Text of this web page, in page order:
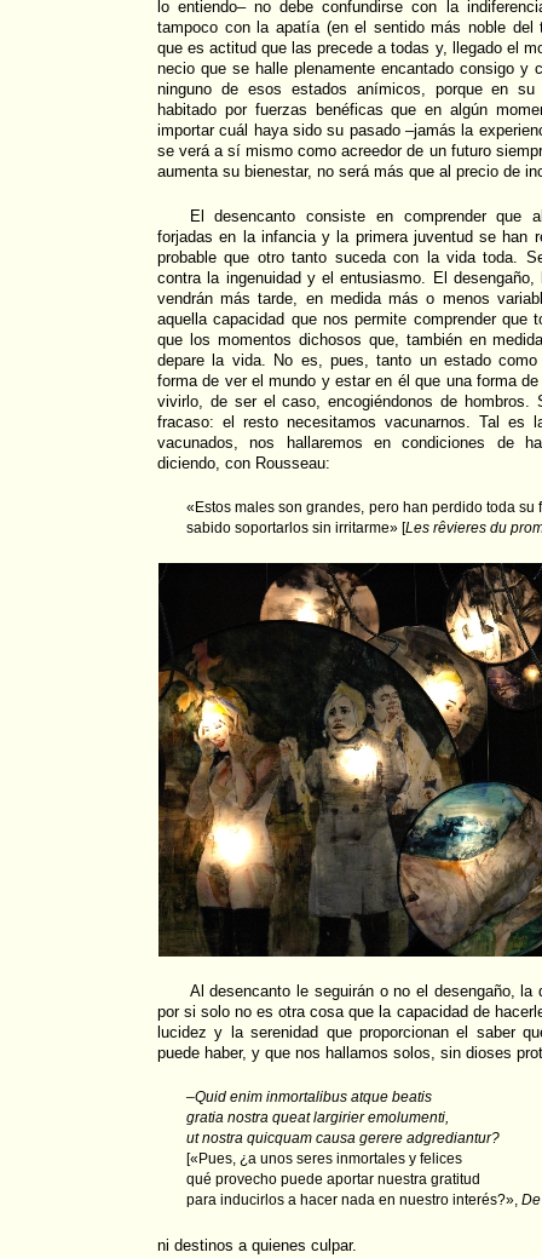
lo entiendo– no debe confundirse con la
tampoco con la apatía (en el sentido más noble del
que es actitud que las precede a todas y, llegado el
necio que se halle plenamente encantado consigo y
ninguno de esos estados anímicos, porque en su
habitado por fuerzas benéficas que en algún
importar cuál haya sido su pasado –jamás la
se verá a sí mismo como acreedor de un futuro
aumenta su bienestar, no será más que al precio de
El desencanto consiste en comprender que
forjadas en la infancia y la primera juventud se han
probable que otro tanto suceda con la vida toda.
contra la ingenuidad y el entusiasmo. El
vendrán más tarde, en medida más o menos
aquella capacidad que nos permite comprender que
que los momentos dichosos que, también en
depare la vida. No es, pues, tanto un estado
forma de ver el mundo y estar en él que una forma
vivirlo, de ser el caso, encogiéndonos de hombros.
fracaso: el resto necesitamos vacunarnos. Tal es
vacunados, nos hallaremos en condiciones de
diciendo, con Rousseau:
«Estos males son grandes, pero han perdido toda
sabido soportarlos sin irritarme» [Les rêvieres du
Al desencanto le seguirán o no el desengaño, la
por si solo no es otra cosa que la capacidad de
lucidez y la serenidad que proporcionan el saber
puede haber, y que nos hallamos solos, sin dioses
–Quid enim inmortalibus atque beatis
gratia nostra queat largirier emolumenti,
ut nostra quicquam causa gerere adgrediantur?
[«Pues, ¿a unos seres inmortales y felices
qué provecho puede aportar nuestra gratitud
para inducirlos a hacer nada en nuestro interés?»,
ni destinos a quienes culpar.